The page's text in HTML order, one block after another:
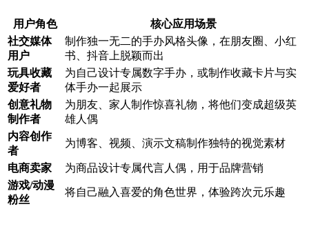
用户角色
核心应用场景
社交媒体
用户
制作独一无二的手办风格头像，在朋友圈、小红
书、抖音上脱颖而出
玩具收藏
爱好者
为自己设计专属数字手办，或制作收藏卡片与实
体手办一起展示
创意礼物
制作者
为朋友、家人制作惊喜礼物，将他们变成超级英
雄人偶
内容创作
者
为博客、视频、演示文稿制作独特的视觉素材
电商卖家
为商品设计专属代言人偶，用于品牌营销
游戏/动漫
粉丝
将自己融入喜爱的角色世界，体验跨次元乐趣